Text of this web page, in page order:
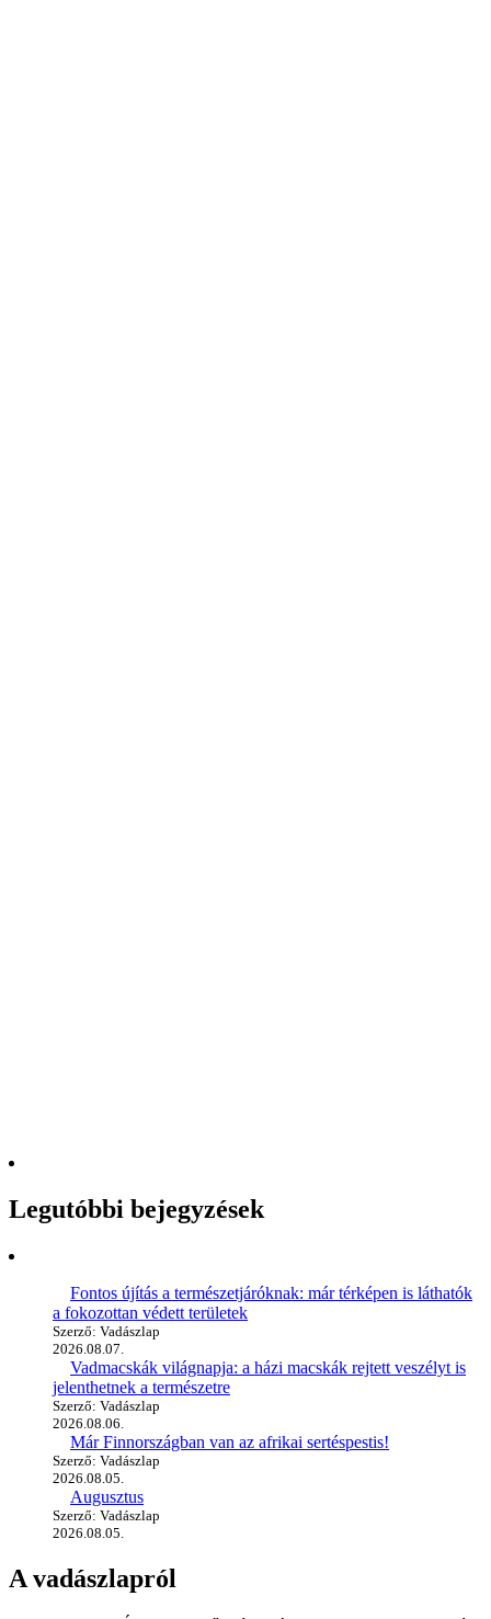
Legutóbbi bejegyzések
Fontos újítás a természetjáróknak: már térképen is láthatók
a fokozottan védett területek
Szerző: Vadászlap
2026.08.07.
Vadmacskák világnapja: a házi macskák rejtett veszélyt is
jelenthetnek a természetre
Szerző: Vadászlap
2026.08.06.
Már Finnországban van az afrikai sertéspestis!
Szerző: Vadászlap
2026.08.05.
Augusztus
Szerző: Vadászlap
2026.08.05.
A vadászlapról